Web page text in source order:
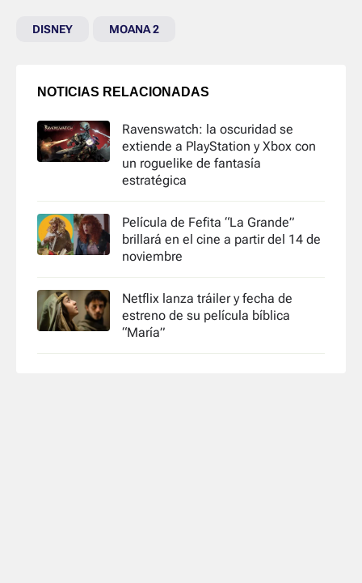
DISNEY MOANA 2
NOTICIAS RELACIONADAS
Ravenswatch: la oscuridad se
extiende a PlayStation y Xbox con
un roguelike de fantasía
estratégica
Película de Fefita “La Grande”
brillará en el cine a partir del 14 de
noviembre
Netflix lanza tráiler y fecha de
estreno de su película bíblica
“María”